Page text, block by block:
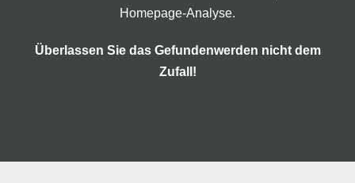
Homepage-Analyse.
Überlassen Sie das Gefundenwerden nicht dem
Zufall!